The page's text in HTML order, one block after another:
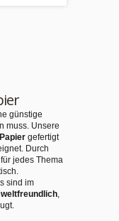
günstige
muss. Unsere
gefertigt
Durch
jedes Thema
sind im
,